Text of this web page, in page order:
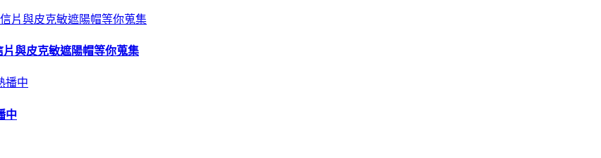
片與皮克敏遮陽帽等你蒐集
中